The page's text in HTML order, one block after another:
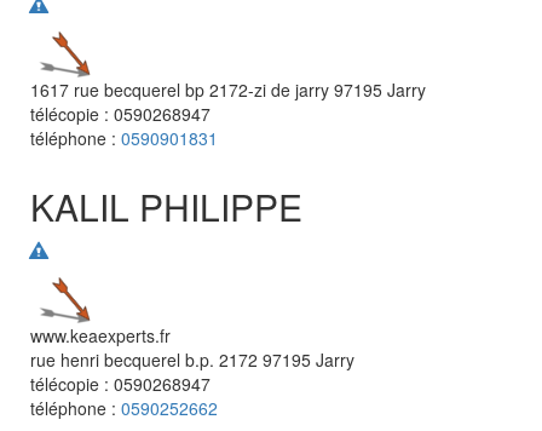
1617 rue becquerel bp 2172-zi de jarry 97195 Jarry
télécopie : 0590268947
téléphone : 0590901831
KALIL PHILIPPE
www.keaexperts.fr
rue henri becquerel b.p. 2172 97195 Jarry
télécopie : 0590268947
téléphone : 0590252662